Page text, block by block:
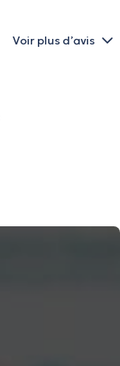
Voir plus d’avis